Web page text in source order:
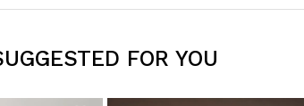
FOR YOU